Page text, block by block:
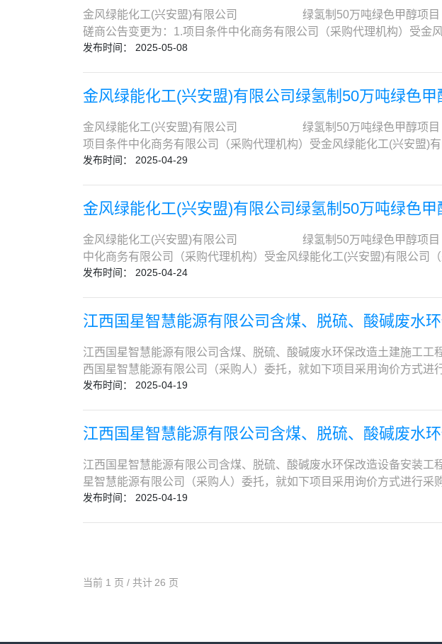
通过邮件发送至代理机构负责人邮箱yangzhifei@sinochem.com，文
17日下午17:00（如有）地点：中化商务电子招投标平台9. 联系方式
限公司地 址：东营市东营区商飞大道919号地 址：上海市浦东新区海
年06月17日14:00时，供应商须在响应文件递交截止时间前完成响应
九江市永修县杨家岭镇）。供应商可选择以下2种方式之一递交响应文
件密封后快递至：江西蓝星星火有机硅有限公司创新楼二楼招标办会
号发送至lubing1@sinochem.com，邮件名称统一为：【ZUK37】-供
西蓝星星火有机硅有限公司创新楼二楼招标办会议室（江西省九江市
寄可能造成的不利后果。（2）逾期送达的、未送达指定地点的或者不
价公告在中国采购与招标网（www.chinabidding.com.cn）上发布，我
购事宜均须与我司指定人员联系，我司对任何转载信息及由此产生的
公司。12. 异议受理异议的联系人及联系方式：同采购代理机构联系人
业务联系人地址：江西省九江市永修县杨家岭镇
照、较大数额罚款等行政处罚。(根据财库〔2022〕3号文，“较大数额
域“较大数额罚款”标准高于200万元的，从其规定。)2. 落实政府采购
止之日前被列入失信被执行人、重大税收违法失信主体、政府采购严重
应商，不得参加本项目的竞争性磋商；依据《响应承诺函》。3）已获
更换资质证书前有效期内的建筑装修装饰工程专业承包二级或以上资
部门或安全生产监督管理部门颁发的有效期内的安全生产许可证。（
资格有效期有关文件且符合文件规定的，则视为仍然有效。②在本项目
度改革方案的通知》（建市〔2020〕94号）对应关系换发新资质证书
件时间：2025年5月19日至2025年5月26日，每天上午08:30至12:00，
（d.sinochemitc.com）的[投标服务]模块（即“中化商务电子招投标平
化云数智平台（d.sinochemitc.com），进入工作台[投标服务]模块，
持费：200元/包件/供应商）。潜在投标人需先进行“化云数智”平台注
支持费缴费及文件下载。曾在中化商务电子招投标平台（
投标人操作手册”。“化云数智”平台供应商注册、投标服务开通、文件
2025年5月30日14:00（北京时间）地点：广州市天河区天河路228号
宜：1. 接受首次响应文件时间：首次响应文件请于磋商当日、首次响
的首次响应文件将被拒绝接收。 2.本项目磋商公告内容以省级以上财政
本次采购提出询问，请按以下方式联系。 1.采购人信息 名称：中华人
22007963 2.采购代理机构信息 名称：中化商务有限公司 地址：广州
87562207 3.项目联系方式 项目联系人：黄佳浩、黄文珊 电话：
金风绿能化工(兴安盟)有限公司 绿氢制50万吨绿色
磋商公告变更为：1.项目条件中化商务有限公司（采购代理机构）受
进行采购，公开征集符合要求的供应商参与磋商。2.项目概况与采购范
区电信（PC)工程总承包《工程量清单》2.5项目地点：内蒙古自治区
效期，提供营业执照复印件并加盖公章。3.1.2须具备建设行政主管部
上资质证书（在有效期内），且具备安全生产条件，并取得企业安全
环境管理体系及职业健康安全管理体系，须提供相关认证证书扫描件。
应商应具有化工行业电信工程或机电工程施工总承包的业绩2项（单个
规模、服务内容、合同金额以及签署和盖章页等。3.1.5人员要求
级建造师注册证书（注册于供应商单位）。2020年1月1日以来有（以
（单个合同金额≥1000万元）须提供能证明业绩的合同复印件，其内
绩证明必须真实有效，如经核实伪造业绩证明文件者，按规定作废标
绩采购人可能在成交后采用考察方式核实类似工程业绩，如核实属伪
月至2025年3月的社保缴纳证明。3.1.6供应商不得在“信用中国”网站（
章。3.1.7供应商须提供承诺函，承诺以下内容（需提供承诺函并加盖
记录。②不允许单位出借（挂靠）行为。如在过程中发现有出借（挂
消其响应资格。注：出借（挂靠）资质行为认定依据《建筑工程施工发
行为。⑤供应商或供应商关联的公司与本项目不存在竞业关系。⑥接受
当场或现场复核和甄别要求，一旦发现造假，将取消否决其响应或成
分；（时间以国家授时中心时间为准，下同）。4.2获取方式：登录中
人需先进行网上注册（免费）。平台目前开放的支付方式包括：银联
010-86391277。4.3平台服务费及技术支持费：2000.00元。4.4未在
商时间及地点6.1磋商时间：2025年5月15日9:30。6.2磋商地点：北京
商步骤本次磋商分如下步骤：步骤一：所有购买了磋商文件的供应商
发布时间： 2025-05-08
金风绿能化工(兴安盟)有限公司绿氢制50万吨绿色
金风绿能化工(兴安盟)有限公司 绿氢制50万吨绿色
项目条件中化商务有限公司（采购代理机构）受金风绿能化工(兴安盟)
符合要求的供应商参与磋商。2.项目概况与采购范围2.1项目名称：金
工程总承包《工程量清单》2.5项目地点：内蒙古自治区兴安盟经济技
业执照复印件并加盖公章。3.1.2须具备建设行政主管部门核发的电子
（在有效期内），且具备安全生产条件，并取得企业安全生产许可证
系及职业健康安全管理体系，须提供相关认证证书扫描件。3.1.4业绩
有电信工程或机电工程或包含有电信/机电界面的施工总承包合同和业
目名称、项目规模、服务内容、合同金额以及签署和盖章页等。3.1.5
专业一级建造师注册证书（注册于供应商单位）。2020年1月1日以来
承包项目经理执业业绩1项（单个合同金额≥1000万元）。证明材料要
准。提供的业绩证明材料必须能清晰的表明类似工程的工程规模等需
求。竣工验收证明是指由建设单位（或监理）组织工程建设各方验收
式职工，提供劳动合同（有效期内）及社保部门出具的本单位2024年
2024年10月至2025年3月的社保缴纳证明。3.1.6供应商不得在“信用中
的），须提供“信用中国”查询结果网页截图；未被《国家企业信息公示
加盖单位公章。3.1.7供应商须提供承诺函，承诺以下内容（需提供承
吊销资质、停业整顿、取消响应资格以及财产被接管、冻结或进入破
假、行贿等违法行为。⑤供应商或供应商关联的公司与本项目不存在
发布时间： 2025-04-29
金风绿能化工(兴安盟)有限公司绿氢制50万吨绿色
金风绿能化工(兴安盟)有限公司 绿氢制50万吨绿色
中化商务有限公司（采购代理机构）受金风绿能化工(兴安盟)有限公司
的供应商参与磋商。2.项目概况与采购范围2.1项目名称：金风绿能化
检测；负责办理全厂各消防系统验收以及为了完成上述工作而必须采
点：内蒙古自治区兴安盟经济技术开发区。2.6*工期：2025年6月20日
限价：有，详见磋商文件。3.供应商资格要求3.1 企业资格要求3.1.1具
提供营业执照复印件并加盖公章。3.1.2须具备建设行政主管部门核发
全生产许可证（在有效期内）,提供扫描件。3.1.3供应商须同时具有完
件。3.1.4业绩要求2020年1月1日至磋商文件递交截止时间前（以合同
（单个合同额≥500万元）。须提供能证明业绩的合同复印件，其内容
要求3.1.5.1拟派项目经理（1）拟派项目经理须持有一级消防工程师或
产考核合格证书（B证），2020年1月1日以来有化工项目消防施工或
料要求同时提供①成交通知书或成交通知书或直接发包通知书（或直
为本单位正式职工，提供劳动合同（有效期内）及社保部门出具的本
责人持有安全生产考核合格证书（C或C2或C3证），提供证书扫描件
发布时间： 2025-04-24
江西国星智慧能源有限公司含煤、脱硫、酸碱废水
江西国星智慧能源有限公司含煤、脱硫、酸碱废水环保改造土建施工
西国星智慧能源有限公司（采购人）委托，就如下项目采用询价方式
施工工程采购；2. 项目编号：0747-2560SCCZUK28；3. 本项目资金
具有建筑工程施工总承包三级及以上资质，并具有有效期内的安全生
示：请各供应商注意，根据《住房和城乡建设部办公厅关于全面实行
起，一级建造师统一使用电子证书，纸质注册证书作废。②一级建造
的，该电子证书无效。③超出使用时限的电子证书无效，需重新下载电
证），须提供有效的证书复印件。（4）供应商自2022年1月1日至响
“http://zxgk.court.gov.cn/shixin/”查询结果为准）；（6）法定代表人
供应商必须按询价公告要求获取采购文件，否则无资格参加本项目；（
可在中化商务电子招投标平台下载采购文件和增值税电子普通发票。
发布时间： 2025-04-19
江西国星智慧能源有限公司含煤、脱硫、酸碱废水
江西国星智慧能源有限公司含煤、脱硫、酸碱废水环保改造设备安装
星智慧能源有限公司（采购人）委托，就如下项目采用询价方式进行
工程；2. 项目编号：0747-2560SCCZUK27；3. 本项目资金来源：企
供应商拟派遣的项目经理须为机电工程专业二级及以上注册建造师，
子证书打印签字后的扫描件。特别提示：请各供应商注意，根据《住
发布时间： 2025-04-19
当前 1 页 / 共计 26 页